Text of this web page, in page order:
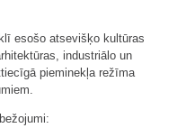
esošo atsevišķo kultūras
industriālo un
pieminekļa režīma